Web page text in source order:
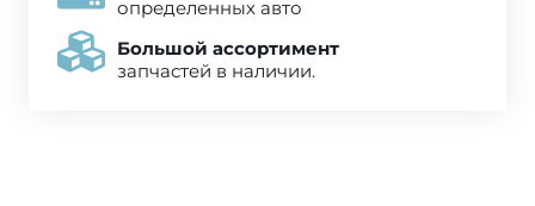
определенных авто
Большой ассортимент
запчастей в наличии.